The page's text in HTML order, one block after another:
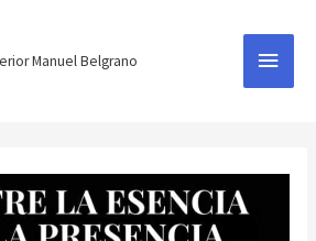
Manuel Belgrano
Menú